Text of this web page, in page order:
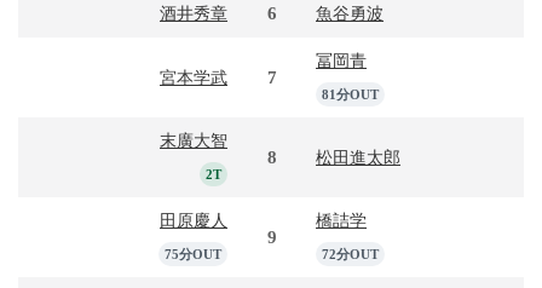
酒井秀章 6 魚谷勇波
宮本学武 7
冨岡青
81分OUT
末廣大智
2T
8 松田進太郎
田原慶人
75分OUT
9
橋詰学
72分OUT